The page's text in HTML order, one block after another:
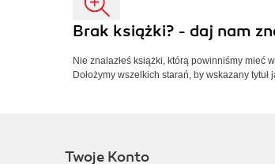
Brak książki? - daj nam
Nie znalazłeś książki, którą powinniśmy mieć
Dołożymy wszelkich starań, by wskazany
Twoje Konto